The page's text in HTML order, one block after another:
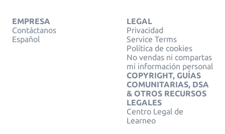
EMPRESA
Contáctanos
Español
LEGAL
Privacidad
Service Terms
Política de cookies
No vendas ni compartas
mi información personal
COPYRIGHT, GUÍAS
COMUNITARIAS, DSA
& OTROS RECURSOS
LEGALES
Centro Legal de
Learneo